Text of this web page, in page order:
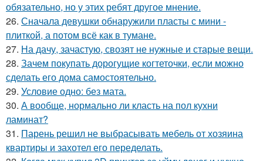
обязательно, но у этих ребят другое мнение.
26. Сначала девушки обнаружили пласты с мини -
плиткой, а потом всё как в тумане.
27. На дачу, зачастую, свозят не нужные и старые вещи.
28. Зачем покупать дорогущие когтеточки, если можно
сделать его дома самостоятельно.
29. Условие одно: без мата.
30. А вообще, нормально ли класть на пол кухни
ламинат?
31. Парень решил не выбрасывать мебель от хозяина
квартиры и захотел его переделать.